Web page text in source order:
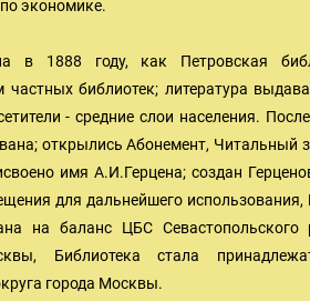
экономике.
в 1888 году, как Петровская
библиотек; литература
- средние слои населения.
открылись Абонемент, Читальный
имя А.И.Герцена; создан
для дальнейшего
на баланс ЦБС
Библиотека стала
города Москвы.